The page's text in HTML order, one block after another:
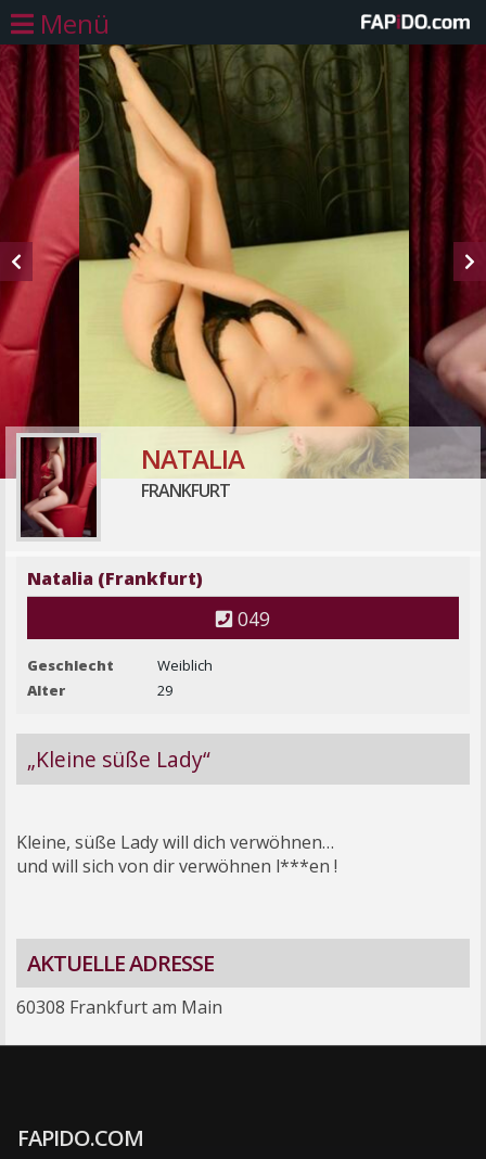
Menü
NATALIA
FRANKFURT
Natalia (Frankfurt)
049
Geschlecht
Weiblich
Alter
29
„Kleine süße Lady“
Kleine, süße Lady will dich verwöhnen…
und will sich von dir verwöhnen l***en !
AKTUELLE ADRESSE
60308 Frankfurt am Main
FAPIDO.COM